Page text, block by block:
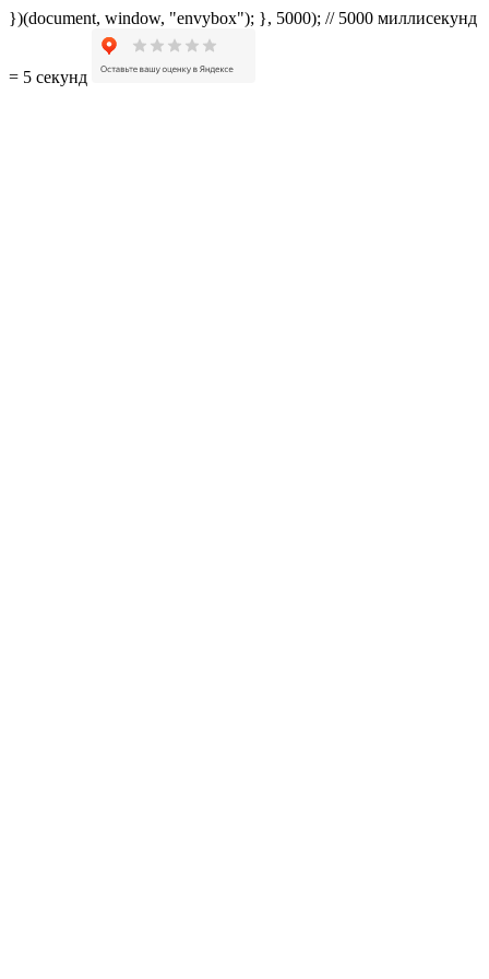
})(document, window, "envybox"); }, 5000); // 5000 миллисекунд
= 5 секунд